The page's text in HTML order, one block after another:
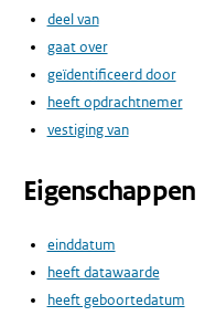
deel van
gaat over
geïdentificeerd door
heeft opdrachtnemer
vestiging van
Eigenschappen
einddatum
heeft datawaarde
heeft geboortedatum